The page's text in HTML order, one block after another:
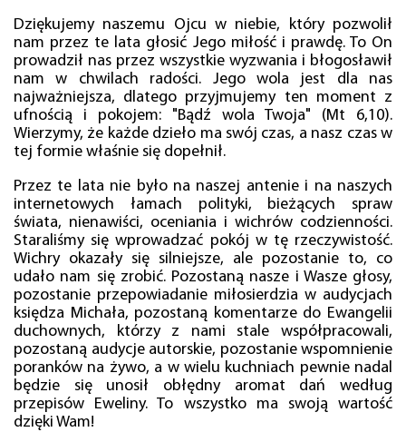
Dziękujemy naszemu Ojcu w niebie, który pozwolił
nam przez te lata głosić Jego miłość i prawdę. To On
prowadził nas przez wszystkie wyzwania i błogosławił
nam w chwilach radości. Jego wola jest dla nas
najważniejsza, dlatego przyjmujemy ten moment z
ufnością i pokojem: "Bądź wola Twoja" (Mt 6,10).
Wierzymy, że każde dzieło ma swój czas, a nasz czas w
tej formie właśnie się dopełnił.
Przez te lata nie było na naszej antenie i na naszych
internetowych łamach polityki, bieżących spraw
świata, nienawiści, oceniania i wichrów codzienności.
Staraliśmy się wprowadzać pokój w tę rzeczywistość.
Wichry okazały się silniejsze, ale pozostanie to, co
udało nam się zrobić. Pozostaną nasze i Wasze głosy,
pozostanie przepowiadanie miłosierdzia w audycjach
księdza Michała, pozostaną komentarze do Ewangelii
duchownych, którzy z nami stale współpracowali,
pozostaną audycje autorskie, pozostanie wspomnienie
poranków na żywo, a w wielu kuchniach pewnie nadal
będzie się unosił obłędny aromat dań według
przepisów Eweliny. To wszystko ma swoją wartość
dzięki Wam!